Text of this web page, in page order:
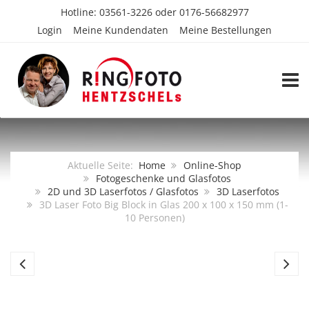
Hotline: 03561-3226oder 0176-56682977
Login
Meine Kundendaten Meine Bestellungen
Aktuelle Seite: Home
Online-Shop
Fotogeschenke und Glasfotos
2D und 3D Laserfotos / Glasfotos
3D Laserfotos
3D Laser Foto Big Block in Glas 200 x 100 x 150 mm (1-
10 Personen)
3D